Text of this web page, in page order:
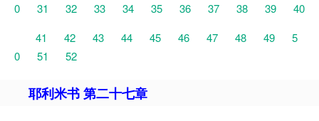
0
31 32 33 34 35 36 37 38 39
40
41
42 43 44 45 46 47 48 49
5
0
51 52
耶利米书 第二十七章